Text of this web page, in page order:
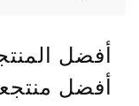
أفضل
أفضل